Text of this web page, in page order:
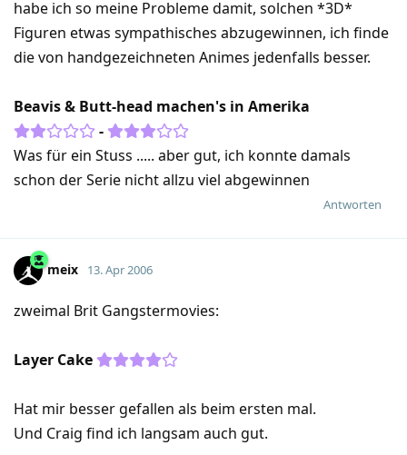
habe ich so meine Probleme damit, solchen *3D*
Figuren etwas sympathisches abzugewinnen, ich finde
die von handgezeichneten Animes jedenfalls besser.
Beavis & Butt-head machen's in Amerika
-
Was für ein Stuss ..... aber gut, ich konnte damals
schon der Serie nicht allzu viel abgewinnen
Antworten
meix 13. Apr 2006
zweimal Brit Gangstermovies:
Layer Cake
Hat mir besser gefallen als beim ersten mal.
Und Craig find ich langsam auch gut.